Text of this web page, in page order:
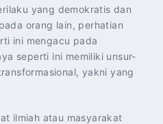
yang demokratis dan
orang lain, perhatian
ini mengacu pada
seperti ini memiliki unsur-
yakni yang
ilmiah atau masyarakat